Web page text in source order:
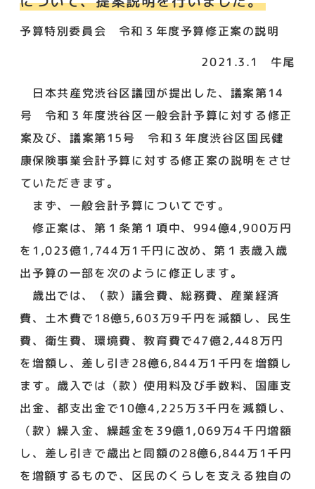
予算特別委員会 令和３年度予算修正案の説明
2021.3.1 牛尾
日本共産党渋谷区議団が提出した、議案第14
号 令和３年度渋谷区一般会計予算に対する修正
案及び、議案第15号 令和３年度渋谷区国民健
康保険事業会計予算に対する修正案の説明をさせ
ていただきます。
まず、一般会計予算についてです。
修正案は、第１条第１項中、994億4,900万円
を1,023億1,744万1千円に改め、第１表歳入歳
出予算の一部を次のように修正します。
歳出では、（款）議会費、総務費、産業経済
費、土木費で18億5,603万9千円を減額し、民生
費、衛生費、環境費、教育費で47億2,448万円
を増額し、差し引き28億6,844万1千円を増額し
ます。歳入では（款）使用料及び手数料、国庫支
出金、都支出金で10億4,225万3千円を減額し、
（款）繰入金、繰越金を39億1,069万4千円増額
し、差し引きで歳出と同額の28億6,844万1千円
を増額するもので、区民のくらしを支える独自の